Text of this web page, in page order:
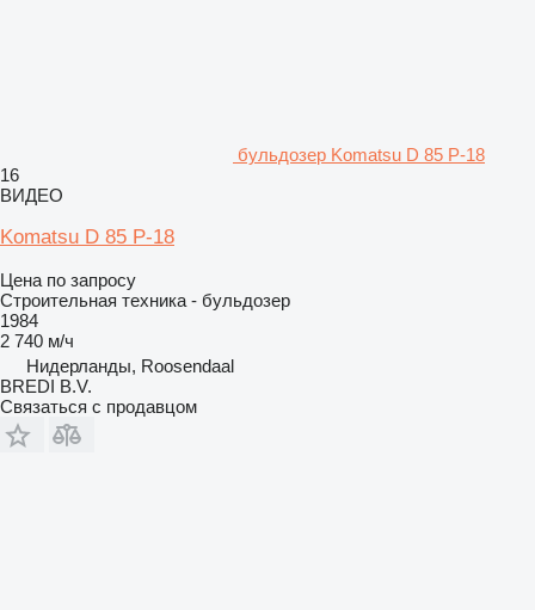
бульдозер Komatsu D 85 P-18
16
ВИДЕО
Komatsu D 85 P-18
Цена по запросу
Строительная техника - бульдозер
1984
2 740 м/ч
Нидерланды, Roosendaal
BREDI B.V.
Связаться с продавцом